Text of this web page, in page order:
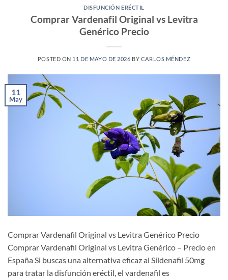
DISFUNCIÓN ERÉCTIL
Comprar Vardenafil Original vs Levitra
Genérico Precio
POSTED ON 11 DE MAYO DE 2026 BY CARLOS MÉNDEZ
11
May
Comprar Vardenafil Original vs Levitra Genérico Precio
Comprar Vardenafil Original vs Levitra Genérico – Precio en
España Si buscas una alternativa eficaz al Sildenafil 50mg
para tratar la disfunción eréctil, el vardenafil es